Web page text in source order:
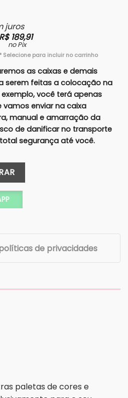
juros
R$189,91
no Pix
Selecione para incluir no carrinho
as caixas e demais
serem feitas a colocação na
você terá apenas
enviar na caixa
manual e amarração da
de danificar no transporte
segurança até você.
Pais 25X15 (Cartonagem) -
de privacidades
paletas de cores e